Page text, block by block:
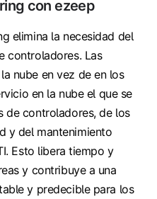
con ezeep
elimina la necesidad del
controladores. Las
nube en vez de en los
en la nube el que se
de controladores, de los
y del mantenimiento
Esto libera tiempo y
y contribuye a una
y predecible para los